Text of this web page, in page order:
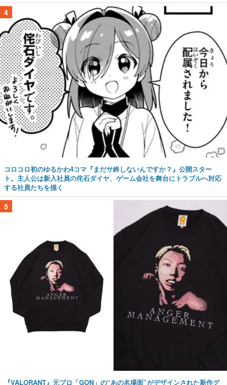
4
コロコロ初のゆるかわ4コマ『まだサ終しないんですか？』公開スター
ト。主人公は新入社員の侘石ダイヤ、ゲーム会社を舞台にトラブルへ対応
する社員たちを描く
5
『VALORANT』元プロ「GON」の“あの名場面”がデザインされた新作グ